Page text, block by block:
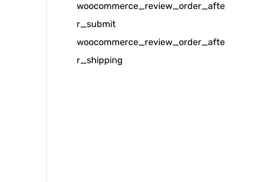
:
woocommerce_review_order_afte
r_submit
woocommerce_review_order_afte
r_shipping